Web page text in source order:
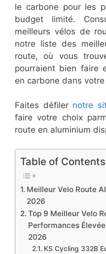
le carbone pour les
budget limité.
meilleurs vélos de
notre liste des
route, où vous
pourraient bien faire
en carbone dans
Faites défiler notre
faire votre choix
route en aluminium
Table of Contents
Meilleur Velo Route
2026
​Top 9 Meilleur Velo
Performances
2026
​KS Cycling 332B